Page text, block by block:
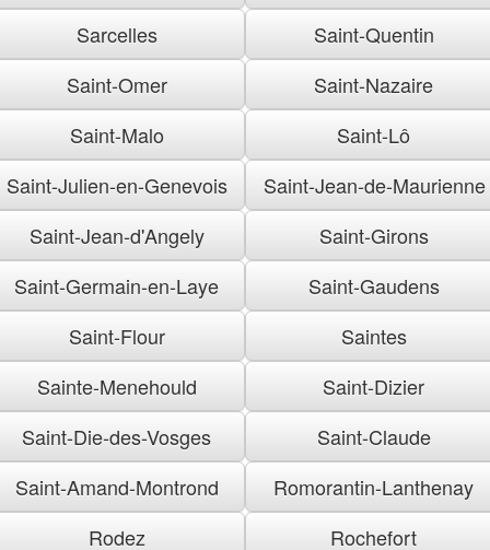
Sarcelles
Saint-Quentin
Saint-Omer
Saint-Nazaire
Saint-Malo
Saint-Lô
Saint-Julien-en-Genevois
Saint-Jean-de-Maurienne
Saint-Jean-d'Angely
Saint-Girons
Saint-Germain-en-Laye
Saint-Gaudens
Saint-Flour
Saintes
Sainte-Menehould
Saint-Dizier
Saint-Die-des-Vosges
Saint-Claude
Saint-Amand-Montrond
Romorantin-Lanthenay
Rodez
Rochefort